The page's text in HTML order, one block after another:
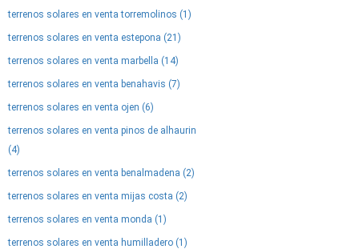
terrenos solares en venta torremolinos (1)
terrenos solares en venta estepona (21)
terrenos solares en venta marbella (14)
terrenos solares en venta benahavis (7)
terrenos solares en venta ojen (6)
terrenos solares en venta pinos de alhaurin
(4)
terrenos solares en venta benalmadena (2)
terrenos solares en venta mijas costa (2)
terrenos solares en venta monda (1)
terrenos solares en venta humilladero (1)